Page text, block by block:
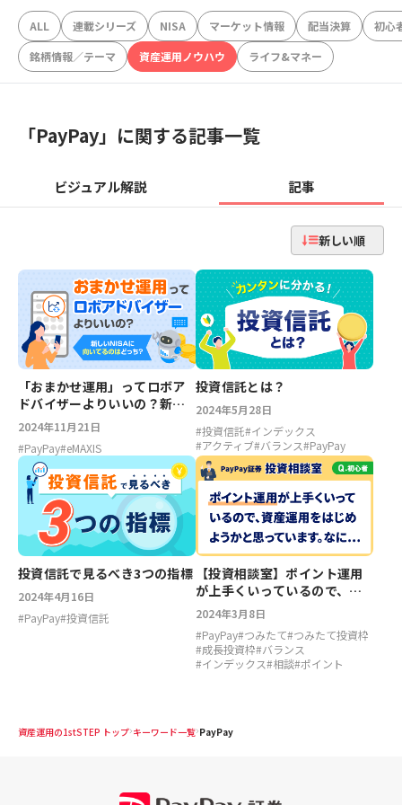
ALL 連載シリーズ NISA マーケット情報 配当決算
初心
銘柄情報／テーマ
資産運用ノウハウ ライフ&マネー
「PayPay」に関する記事一覧
ビジュアル解説 記事
新しい順
「おまかせ運用」ってロボア
ドバイザーよりいいの？新し
いNISAに向いてるのはどっ
2024年11月21日
#PayPay#eMAXIS
投資信託とは？
2024年5月28日
#投資信託#インデックス
#アクティブ#バランス#PayPay
投資信託で見るべき3つの指標
2024年4月16日
#PayPay#投資信託
【投資相談室】ポイント運用
が上手くいっているので、資
産運用をはじめようかと思っ
ています。なにか注意点はあ
りますか？
2024年3月8日
#PayPay#つみたて#つみたて投資枠
#成長投資枠#バランス
#インデックス#相談#ポイント
資産運用の1stSTEP トップ キーワード一覧 PayPay